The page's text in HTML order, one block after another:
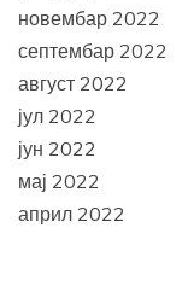
новембар 2022
септембар 2022
август 2022
јул 2022
јун 2022
мај 2022
април 2022